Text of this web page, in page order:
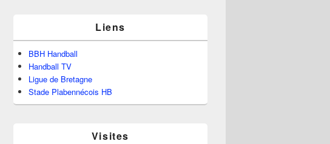
Liens
BBH Handball
Handball TV
Ligue de Bretagne
Stade Plabennécois HB
Visites